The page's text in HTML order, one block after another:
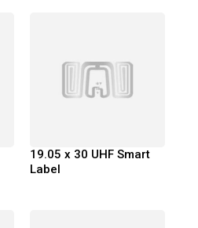
19.05 x 30 UHF Smart
Label